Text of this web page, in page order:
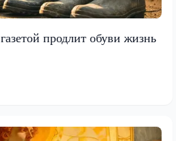
продлит обуви жизнь